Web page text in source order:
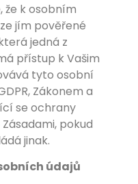
že k osobním
jím pověřené
jedná z
přístup k Vašim
tyto osobní
Zákonem a
se ochrany
pokud
jinak.
údajů